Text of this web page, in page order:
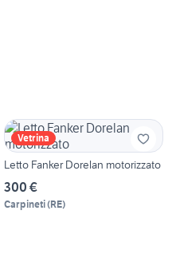
Vetrina
Letto Fanker Dorelan motorizzato
300 €
Carpineti(RE)